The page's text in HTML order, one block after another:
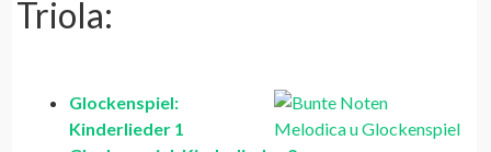
Triola:
Glockenspiel:
Kinderlieder 1